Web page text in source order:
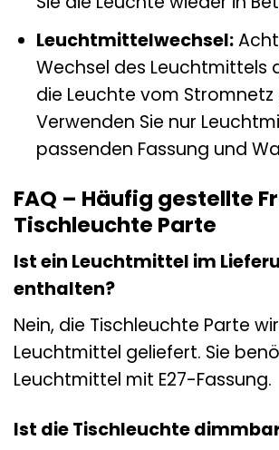
Leuchtmittelwechsel:
Wechsel des Leuchtmittels
die Leuchte vom
Verwenden Sie nur
passenden Fassung und
FAQ – Häufig gestellte
Tischleuchte Parte
Ist ein Leuchtmittel im
enthalten?
Nein, die Tischleuchte Parte
Leuchtmittel geliefert. Sie
Leuchtmittel mit E27-Fassung.
Ist die Tischleuchte